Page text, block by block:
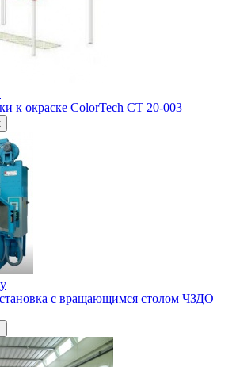
к окраске ColorTech CT 20-003
c вращающимся столом ЧЗДО